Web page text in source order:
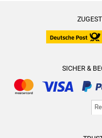
SICHER &